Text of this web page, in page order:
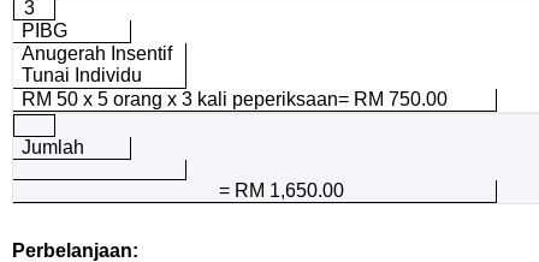
3
PIBG
Anugerah Insentif
Tunai Individu
RM 50 x 5 orang x 3 kali peperiksaan= RM 750.00
Jumlah
= RM 1,650.00
Perbelanjaan: